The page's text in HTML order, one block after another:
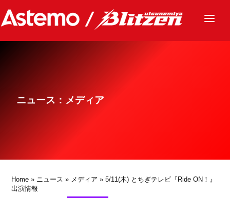
ニュース
グッズ
ニュース：メディア
Home » ニュース » メディア » 5/11(木) とちぎテレビ『Ride ON！』
出演情報